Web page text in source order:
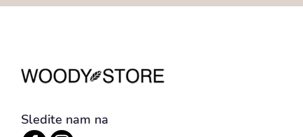
Sledite nam na